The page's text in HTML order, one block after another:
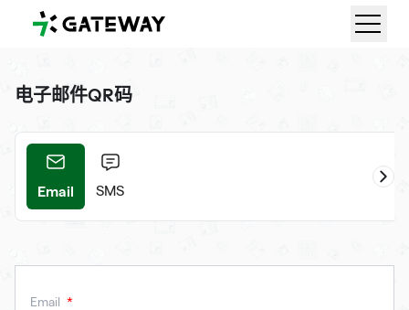
QRGateway
电子邮件QR码
Email SMS
Email